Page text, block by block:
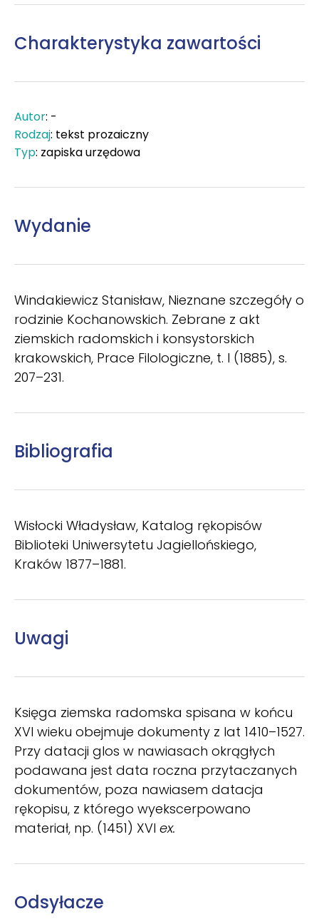
Charakterystyka zawartości
Autor: -
Rodzaj: tekst prozaiczny
Typ: zapiska urzędowa
Wydanie
Windakiewicz Stanisław, Nieznane szczegóły o
rodzinie Kochanowskich. Zebrane z akt
ziemskich radomskich i konsystorskich
krakowskich, Prace Filologiczne, t. I (1885), s.
207–231.
Bibliografia
Wisłocki Władysław, Katalog rękopisów
Biblioteki Uniwersytetu Jagiellońskiego,
Kraków 1877–1881.
Uwagi
Księga ziemska radomska spisana w końcu
XVI wieku obejmuje dokumenty z lat 1410–1527.
Przy datacji glos w nawiasach okrągłych
podawana jest data roczna przytaczanych
dokumentów, poza nawiasem datacja
rękopisu, z którego wyekscerpowano
materiał, np. (1451) XVI ex.
Odsyłacze